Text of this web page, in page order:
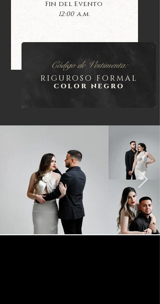
Fin del Evento
12:00 a.m.
Código de Vestimenta:
RIGUROSO FORMAL
color negro